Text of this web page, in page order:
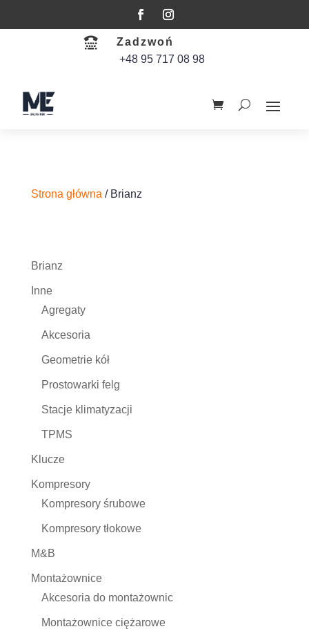

Zadzwoń
+48 95 717 08 98
Strona główna / Brianz
Brianz
Inne
Agregaty
Akcesoria
Geometrie kół
Prostowarki felg
Stacje klimatyzacji
TPMS
Klucze
Kompresory
Kompresory śrubowe
Kompresory tłokowe
M&B
Montażownice
Akcesoria do montażownic
Montażownice ciężarowe